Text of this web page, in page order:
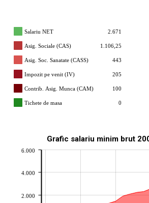
Salariu NET 2.671
Asig. Sociale (CAS) 1.106,25
Asig. Soc. Sanatate (CASS) 443
Impozit pe venit (IV) 205
Contrib. Asig. Munca (CAM) 100
Tichete de masa 0
Grafic salariu minim brut
2.000
4.000
6.000